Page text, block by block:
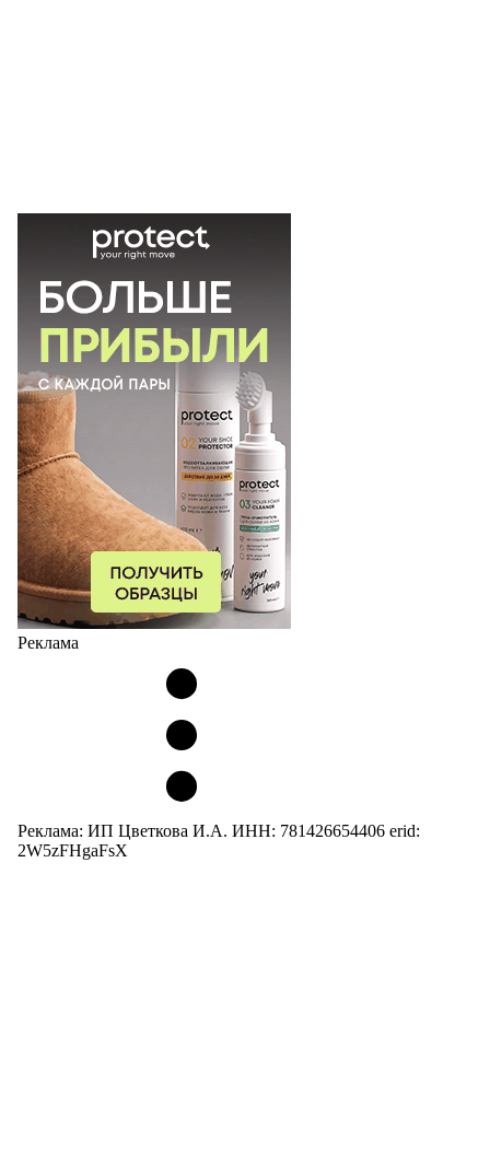
Реклама
Реклама: ИП Цветкова И.А. ИНН: 781426654406 erid:
2W5zFHgaFsX